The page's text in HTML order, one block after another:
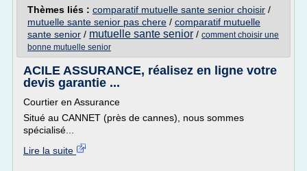
Thèmes liés : comparatif mutuelle sante senior choisir /
mutuelle sante senior pas chere / comparatif mutuelle
sante senior / mutuelle sante senior / comment choisir une
bonne mutuelle senior
ACILE ASSURANCE, réalisez en ligne votre
devis garantie ...
Courtier en Assurance
Situé au CANNET (près de cannes), nous sommes
spécialisé...
Lire la suite